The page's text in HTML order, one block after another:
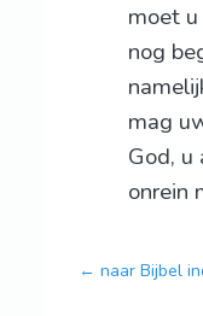
moet
nog
mag
God,
onrein
← naar Bijbel